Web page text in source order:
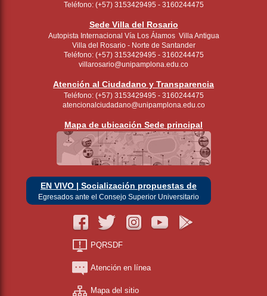
Teléfono: (+57) 3153429495 - 3160244475
Sede Villa del Rosario
Autopista Internacional Vía Los Álamos Villa Antigua
Villa del Rosario - Norte de Santander
Teléfono: (+57) 3153429495 - 3160244475
villarosario@unipamplona.edu.co
Atención al Ciudadano y Transparencia
Teléfono: (+57) 3153429495 - 3160244475
atencionalciudadano@unipamplona.edu.co
Mapa de ubicación Sede principal
EN VIVO | Socialización propuestas de
Egresados ante el Consejo Superior Universitario
PQRSDF
Atención en línea
Mapa del sitio